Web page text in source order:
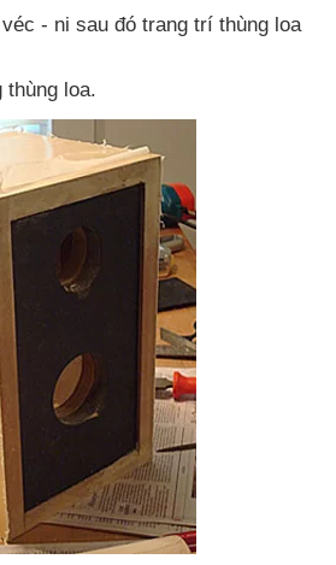
- ni sau đó trang trí thùng loa
thùng loa.